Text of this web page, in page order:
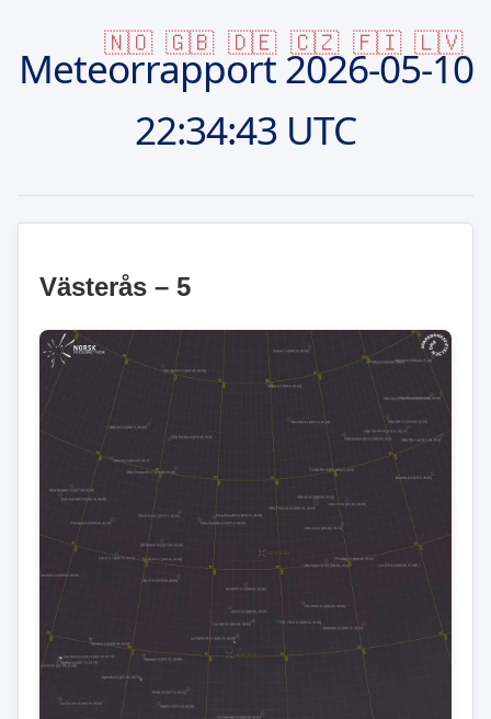
🇳🇴 🇬🇧 🇩🇪 🇨🇿 🇫🇮 🇱🇻
Meteorrapport2026-05-10
22:34:43 UTC
Västerås – 5